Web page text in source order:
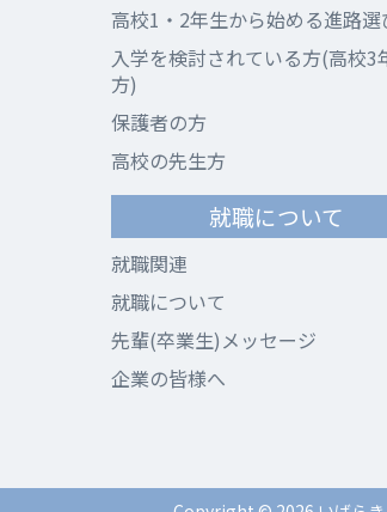
高校1・2年生から始める進路選
入学を検討されている方(高校3
方)
保護者の方
高校の先生方
就職について
就職関連
就職について
先輩(卒業生)メッセージ
企業の皆様へ